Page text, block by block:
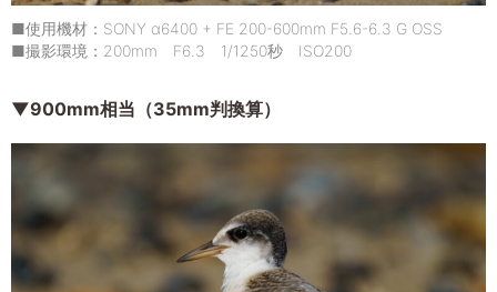
■使用機材：SONY α6400 + FE 200-600mm F5.6-6.3 G OSS
■撮影環境：200mm F6.3 1/1250秒 ISO200
▼900mm相当（35mm判換算）